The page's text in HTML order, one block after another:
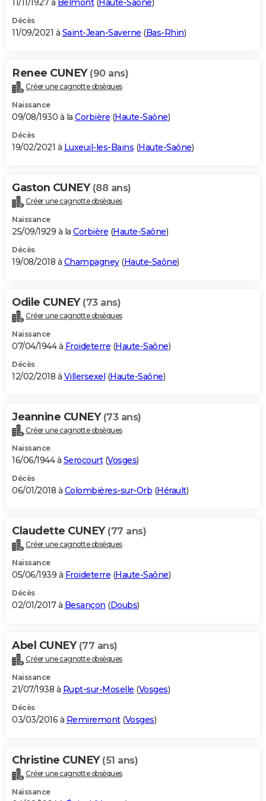
11/11/1927 à Belmont(Haute-Saône)
Décès
11/09/2021 à Saint-Jean-Saverne (Bas-Rhin)
Renee CUNEY (90 ans)
Créer une cagnotte obsèques
Naissance
09/08/1930 à la Corbière (Haute-Saône)
Décès
19/02/2021 à Luxeuil-les-Bains (Haute-Saône)
Gaston CUNEY (88 ans)
Créer une cagnotte obsèques
Naissance
25/09/1929 à la Corbière (Haute-Saône)
Décès
19/08/2018 à Champagney(Haute-Saône)
Odile CUNEY (73 ans)
Créer une cagnotte obsèques
Naissance
07/04/1944 à Froideterre (Haute-Saône)
Décès
12/02/2018 à Villersexel (Haute-Saône)
Jeannine CUNEY (73 ans)
Créer une cagnotte obsèques
Naissance
16/06/1944 à Serocourt(Vosges)
Décès
06/01/2018 à Colombières-sur-Orb (Hérault)
Claudette CUNEY (77 ans)
Créer une cagnotte obsèques
Naissance
05/06/1939 à Froideterre (Haute-Saône)
Décès
02/01/2017 à Besançon (Doubs)
Abel CUNEY (77 ans)
Créer une cagnotte obsèques
Naissance
21/07/1938 à Rupt-sur-Moselle (Vosges)
Décès
03/03/2016 à Remiremont(Vosges)
Christine CUNEY (51 ans)
Créer une cagnotte obsèques
Naissance